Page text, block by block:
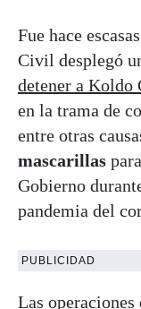
Fue hace
Civil desplegó
detener a Koldo
en la trama de
entre otras
mascarillas
Gobierno
pandemia del
PUBLICIDAD
Las operaciones